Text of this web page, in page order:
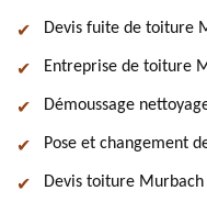
Devis fuite de toiture
Entreprise de toiture
Démoussage
Pose et changement
Devis toiture Murbach